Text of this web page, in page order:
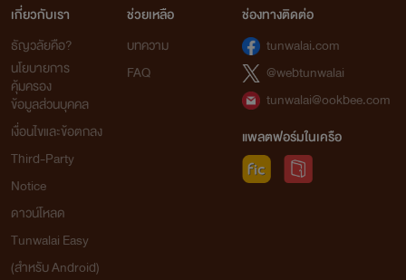
เกี่ยวกับเรา
ธัญวลัยคือ?
นโยบายการ
คุ้มครอง
ข้อมูลส่วนบุคคล
เงื่อนไขและข้อตกลง
Third-Party
Notice
ดาวน์โหลด
Tunwalai Easy
(สำหรับ Android)
ช่วยเหลือ
บทความ
FAQ
ช่องทางติดต่อ
tunwalai.com
@webtunwalai
tunwalai@ookbee.com
แพลตฟอร์มในเครือ